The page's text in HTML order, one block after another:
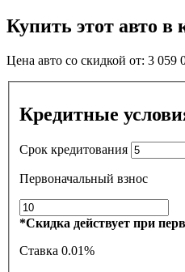
Купить этот авто в
Цена авто со скидкой от: 3 059
Кредитные
Срок кредитования
Первоначальный взнос
*Скидка действует при
Ставка 0.01%